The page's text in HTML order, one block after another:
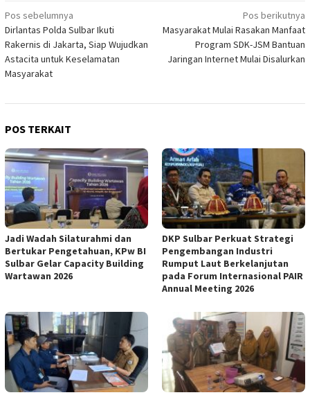
Navigasi
pos
Pos sebelumnya
Dirlantas Polda Sulbar Ikuti
Rakernis di Jakarta, Siap Wujudkan
Astacita untuk Keselamatan
Masyarakat
Pos berikutnya
Masyarakat Mulai Rasakan Manfaat
Program SDK-JSM Bantuan
Jaringan Internet Mulai Disalurkan
POS TERKAIT
Jadi Wadah Silaturahmi dan
Bertukar Pengetahuan, KPw BI
Sulbar Gelar Capacity Building
Wartawan 2026
DKP Sulbar Perkuat Strategi
Pengembangan Industri
Rumput Laut Berkelanjutan
pada Forum Internasional PAIR
Annual Meeting 2026